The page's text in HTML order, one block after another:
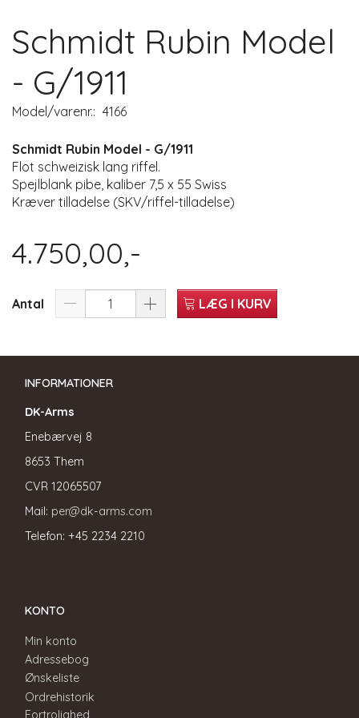
Schmidt Rubin Model
- G/1911
Model/varenr.: 4166
Schmidt Rubin Model - G/1911
Flot schweizisk lang riffel.
Spejlblank pibe, kaliber 7,5 x 55 Swiss
Kræver tilladelse (SKV/riffel-tilladelse)
4.750,00,-
Antal LÆG I KURV
INFORMATIONER
DK-Arms
Enebærvej 8
8653 Them
CVR 12065507
Mail: per@dk-arms.com
Telefon: +45 2234 2210
KONTO
Min konto
Adressebog
Ønskeliste
Ordrehistorik
Fortrolighed